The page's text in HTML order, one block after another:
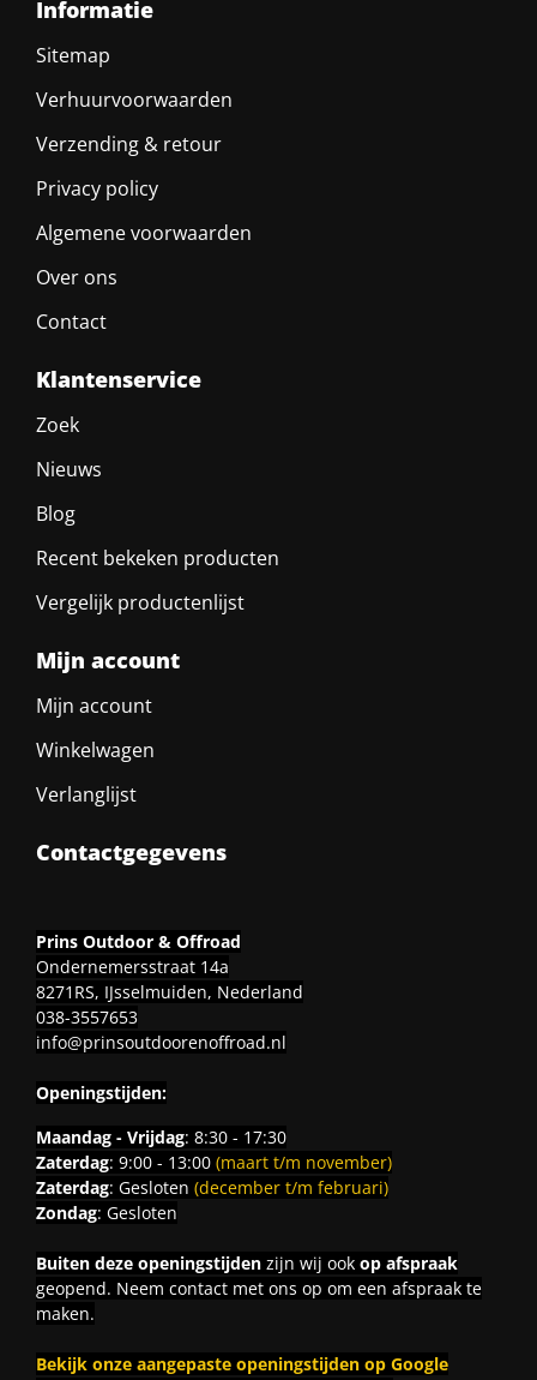
Informatie
Sitemap
Verhuurvoorwaarden
Verzending & retour
Privacy policy
Algemene voorwaarden
Over ons
Contact
Klantenservice
Zoek
Nieuws
Blog
Recent bekeken producten
Vergelijk productenlijst
Mijn account
Mijn account
Winkelwagen
Verlanglijst
Contactgegevens
Prins Outdoor & Offroad
Ondernemersstraat 14a
8271RS, IJsselmuiden, Nederland
038-3557653
info@prinsoutdoorenoffroad.nl
Openingstijden:
Maandag - Vrijdag: 8:30 - 17:30
Zaterdag: 9:00 - 13:00 (maart t/m november)
Zaterdag: Gesloten (december t/m februari)
Zondag: Gesloten
Buiten deze openingstijdenzijn wij ook op afspraak
geopend. Neem contact met ons op om een afspraak te
maken.
Bekijk onze aangepaste openingstijden op Google